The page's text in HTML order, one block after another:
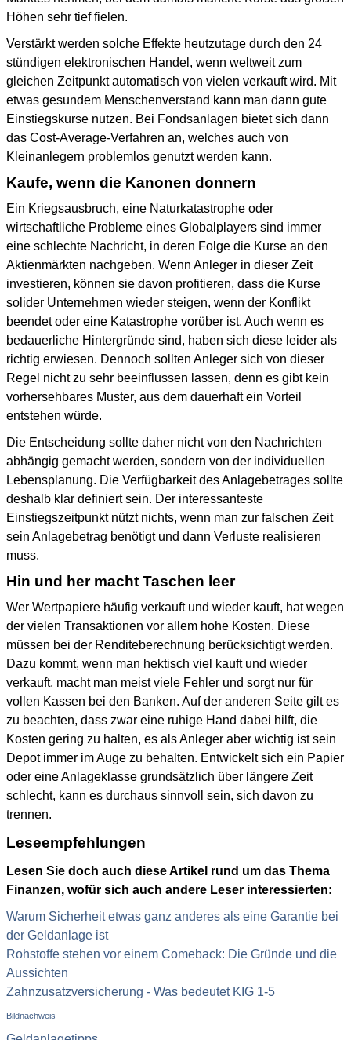
Höhen sehr tief fielen.
Verstärkt werden solche Effekte heutzutage durch den 24
stündigen elektronischen Handel, wenn weltweit zum
gleichen Zeitpunkt automatisch von vielen verkauft wird. Mit
etwas gesundem Menschenverstand kann man dann gute
Einstiegskurse nutzen. Bei Fondsanlagen bietet sich dann
das Cost-Average-Verfahren an, welches auch von
Kleinanlegern problemlos genutzt werden kann.
Kaufe, wenn die Kanonen donnern
Ein Kriegsausbruch, eine Naturkatastrophe oder
wirtschaftliche Probleme eines Globalplayers sind immer
eine schlechte Nachricht, in deren Folge die Kurse an den
Aktienmärkten nachgeben. Wenn Anleger in dieser Zeit
investieren, können sie davon profitieren, dass die Kurse
solider Unternehmen wieder steigen, wenn der Konflikt
beendet oder eine Katastrophe vorüber ist. Auch wenn es
bedauerliche Hintergründe sind, haben sich diese leider als
richtig erwiesen. Dennoch sollten Anleger sich von dieser
Regel nicht zu sehr beeinflussen lassen, denn es gibt kein
vorhersehbares Muster, aus dem dauerhaft ein Vorteil
entstehen würde.
Die Entscheidung sollte daher nicht von den Nachrichten
abhängig gemacht werden, sondern von der individuellen
Lebensplanung. Die Verfügbarkeit des Anlagebetrages sollte
deshalb klar definiert sein. Der interessanteste
Einstiegszeitpunkt nützt nichts, wenn man zur falschen Zeit
sein Anlagebetrag benötigt und dann Verluste realisieren
muss.
Hin und her macht Taschen leer
Wer Wertpapiere häufig verkauft und wieder kauft, hat wegen
der vielen Transaktionen vor allem hohe Kosten. Diese
müssen bei der Renditeberechnung berücksichtigt werden.
Dazu kommt, wenn man hektisch viel kauft und wieder
verkauft, macht man meist viele Fehler und sorgt nur für
vollen Kassen bei den Banken. Auf der anderen Seite gilt es
zu beachten, dass zwar eine ruhige Hand dabei hilft, die
Kosten gering zu halten, es als Anleger aber wichtig ist sein
Depot immer im Auge zu behalten. Entwickelt sich ein Papier
oder eine Anlageklasse grundsätzlich über längere Zeit
schlecht, kann es durchaus sinnvoll sein, sich davon zu
trennen.
Leseempfehlungen
Lesen Sie doch auch diese Artikel rund um das Thema
Finanzen, wofür sich auch andere Leser interessierten:
Warum Sicherheit etwas ganz anderes als eine Garantie bei
der Geldanlage ist
Rohstoffe stehen vor einem Comeback: Die Gründe und die
Aussichten
Zahnzusatzversicherung - Was bedeutet KIG 1-5
Bildnachweis